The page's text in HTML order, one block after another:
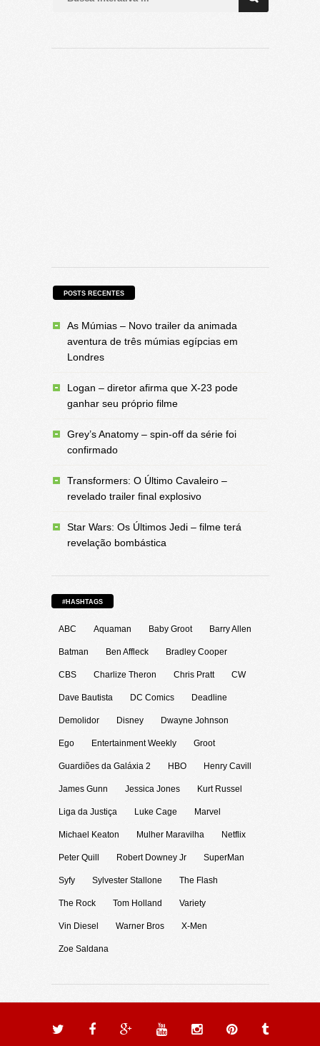
POSTS RECENTES
As Múmias – Novo trailer da animada
aventura de três múmias egípcias em
Londres
Logan – diretor afirma que X-23 pode
ganhar seu próprio filme
Grey’s Anatomy – spin-off da série foi
confirmado
Transformers: O Último Cavaleiro –
revelado trailer final explosivo
Star Wars: Os Últimos Jedi – filme terá
revelação bombástica
#HASHTAGS
ABC Aquaman Baby Groot Barry Allen
Batman Ben Affleck Bradley Cooper
CBS Charlize Theron Chris Pratt CW
Dave Bautista DC Comics Deadline
Demolidor Disney Dwayne Johnson
Ego Entertainment Weekly Groot
Guardiões da Galáxia 2 HBO Henry Cavill
James Gunn Jessica Jones Kurt Russel
Liga da Justiça Luke Cage Marvel
Michael Keaton Mulher Maravilha Netflix
Peter Quill Robert Downey Jr SuperMan
Syfy Sylvester Stallone The Flash
The Rock Tom Holland Variety
Vin Diesel Warner Bros X-Men
Zoe Saldana